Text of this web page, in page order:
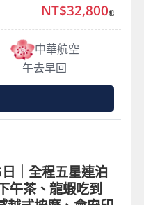
中華航空
午去早回
NT$32,800起
｜全程五星連泊
午茶、龍蝦吃到